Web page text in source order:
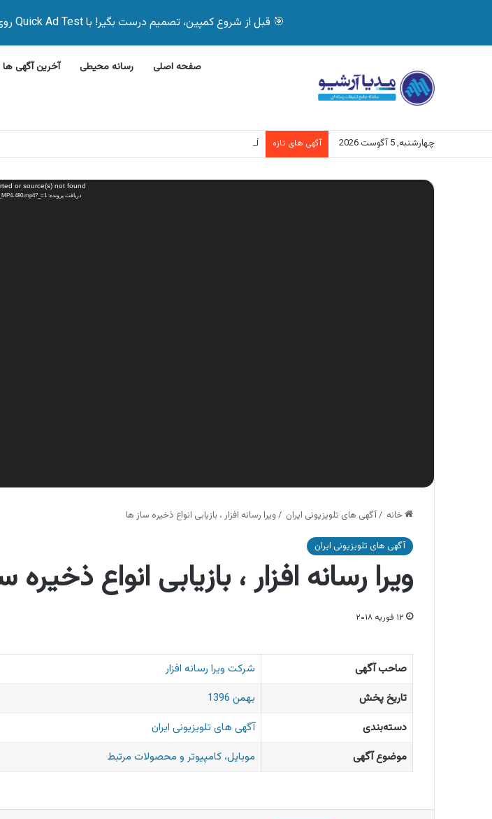
🎯 قبل از شروع کمپین، تصمیم درست بگیر! با Quick Ad Test روی مخاطب واقعی تست کن ✅
صفحه اصلی رسانه محیطی آخرین آگهی ها
چهارشنبه, 5 آگوست 2026 آگهی های تازه آگهی سرای ایرانی، فروش اقساطی دوچرخه بدون پیش پرداخت
نمایشگر
ویدیو or source(s) not found
دریافت پرونده: https://cdn.mediaarshiv.ir/files/ba960826-012_MP4-480.mp4?_=1
خانه /آگهی های تلویزیونی ایران /ویرا رسانه افزار ، بازیابی انواع ذخیره ساز ها
آگهی های تلویزیونی ایران
ویرا رسانه افزار ، بازیابی انواع ذخیره
۱۲ فوریه ۲۰۱۸
صاحب آگهی
شرکت ویرا رسانه افزار
تاریخ پخش
بهمن 1396
دسته‌بندی
آگهی های تلویزیونی ایران
موضوع آگهی
موبایل، کامپیوتر و محصولات مرتبط